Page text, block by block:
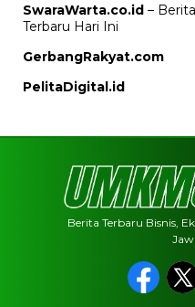
SwaraWarta.co.id –
Terbaru Hari Ini
GerbangRakyat.com
PelitaDigital.id
Berita Terbaru Bisnis,